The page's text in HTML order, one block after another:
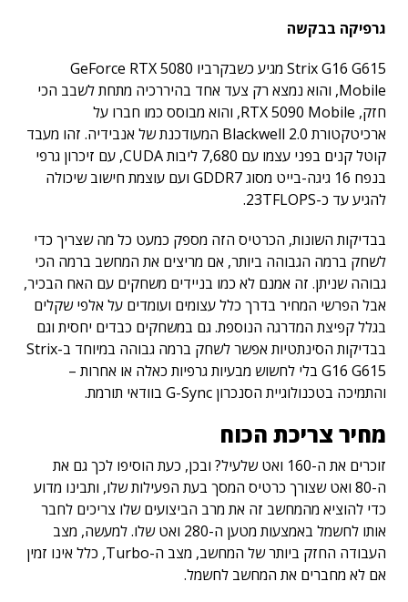
גרפיקה בבקשה
Strix G16 G615 מגיע כשבקרביו GeForce RTX 5080
Mobile, והוא נמצא רק צעד אחד בהיררכיה מתחת לשבב הכי
חזק, RTX 5090 Mobile, והוא מבוסס כמו חברו על
ארכיטקטורת Blackwell 2.0 המעודכנת של אנבידיה. זהו מעבד
קוטל קנים בפני עצמו עם 7,680 ליבות CUDA, עם זיכרון גרפי
בנפח 16 גיגה-בייט מסוג GDDR7 ועם עוצמת חישוב שיכולה
להגיע עד כ-23TFLOPS.
בבדיקות השונות, הכרטיס הזה מספק כמעט כל מה שצריך כדי
לשחק ברמה הגבוהה ביותר, אם מריצים את המחשב ברמה הכי
גבוהה שניתן. זה אמנם לא כמו בניידים משחקים עם האח הבכיר,
אבל הפרשי המחיר בדרך כלל עצומים ועומדים על אלפי שקלים
בגלל קפיצת המדרגה הנוספת. גם במשחקים כבדים יחסית וגם
בבדיקות הסינתטיות אפשר לשחק ברמה גבוהה במיוחד ב-Strix
G16 G615 בלי לחשוש מבעיות גרפיות כאלה או אחרות –
והתמיכה בטכנולוגיית הסנכרון G-Sync בוודאי תורמת.
מחיר צריכת הכוח
זוכרים את ה-160 ואט שלעיל? ובכן, כעת הוסיפו לכך גם את
ה-80 ואט שצורך כרטיס המסך בעת הפעילות שלו, ותבינו מדוע
כדי להוציא מהמחשב זה את מרב הביצועים שלו צריכים לחבר
אותו לחשמל באמצעות מטען ה-280 ואט שלו. למעשה, מצב
העבודה החזק ביותר של המחשב, מצב ה-Turbo, כלל אינו זמין
אם לא מחברים את המחשב לחשמל.